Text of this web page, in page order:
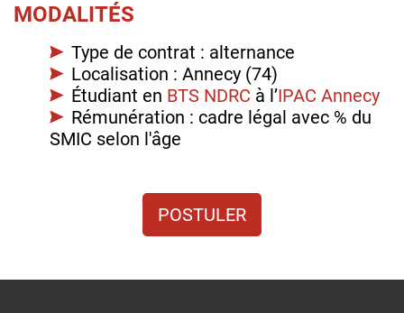
MODALITÉS
Type de contrat : alternance
Localisation : Annecy (74)
Étudiant en BTS NDRC à l’IPAC Annecy
Rémunération : cadre légal avec % du
SMIC selon l'âge
POSTULER